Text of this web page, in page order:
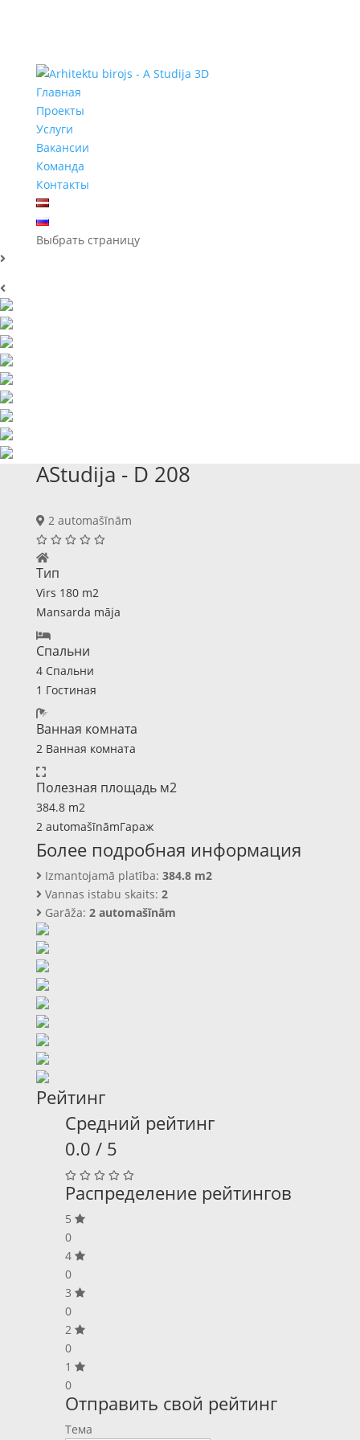
Главная
Проекты
Услуги
Вакансии
Команда
Контакты
Выбрать страницу
AStudija - D 208
2 automašīnām
Тип
Virs 180 m2
Mansarda māja
Спальни
4 Спальни
1 Гостиная
Ванная комната
2 Ванная комната
Полезная площадь м2
384.8 m2
2 automašīnāmГараж
Более подробная информация
Izmantojamā platība: 384.8 m2
Vannas istabu skaits: 2
Garāža: 2 automašīnām
Рейтинг
Средний рейтинг
0.0 / 5
Распределение рейтингов
5
0
4
0
3
0
2
0
1
0
Отправить свой рейтинг
Тема